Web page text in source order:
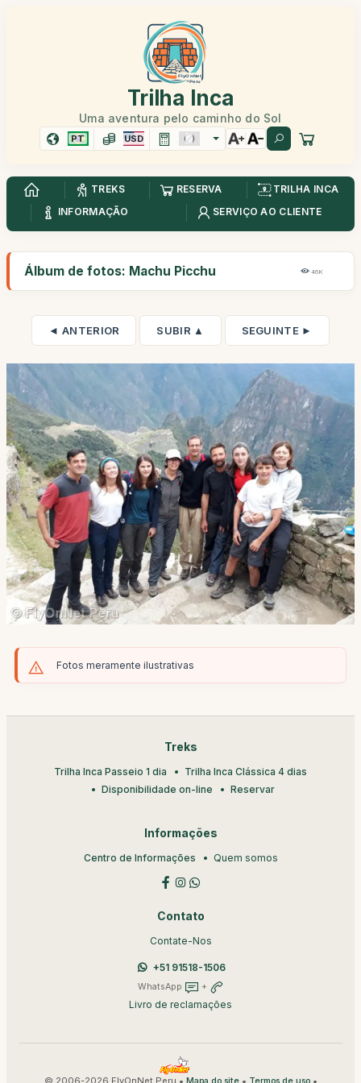
Trilha Inca
Uma aventura pelo caminho do Sol
PT USD
TREKS RESERVA
TRILHA INCA
INFORMAÇÃO
SERVIÇO AO CLIENTE
Álbum de fotos: Machu Picchu 46K
◄ ANTERIOR SUBIR ▲ SEGUINTE ►
Fotos meramente ilustrativas
Treks
Trilha Inca Passeio 1 dia
Trilha Inca Clássica 4 dias
Disponibilidade on-line
Reservar
Informações
Centro de Informações Quem somos
Contato
Contate-Nos
+51 91518-1506
WhatsApp +
Livro de reclamações
© 2006-2026 FlyOnNet Peru • • •